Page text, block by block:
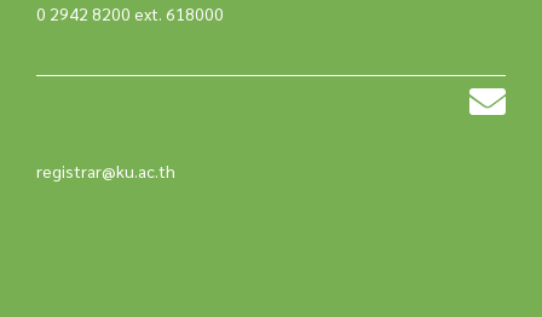
0 2942 8200 ext. 618000
registrar@ku.ac.th